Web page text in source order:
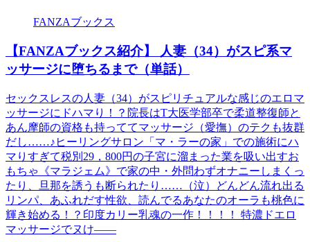
FANZAブックス
【FANZAブックス紹介】 人妻（34）がスピ系マ
ッサージに堕ちるまで（単話）
セックスレスの人妻（34）がスピリチュアルな感じのエロマ
ッサージにドハマり！？院長はT大医学部卒で柔道整復師と
あん摩師の資格も持っててマッサージ（愛撫）のテクも抜群
だし……♪ヒーリングサロン「マ・ラーの家」での施術にハ
マりすぎて税別29，800円の子宮に溜まった業を吸い出すお
もちゃ《マラジェム》で家の中・外問わずオナニーしまくっ
たり、旦那を誘うも断られたり……（泣）どんどん流れ出る
リンパ、あふれだす性欲、読んでるあなたのオーラも桃色に
輝き始める！？印度カリー乳魂の一作！！！！ 特濃ドエロ
マッサージでヌけ――